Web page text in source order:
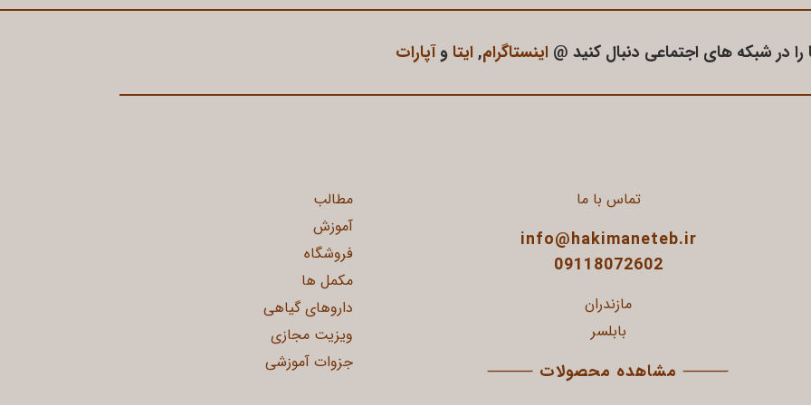
را در شبکه های اجتماعی دنبال کنید @ اینستاگرام, ایتاوآپارات
تماس با ما
info@hakimaneteb.ir
09118072602
مازندران
بابلسر
⸻ مشاهده محصولات ⸻
مطالب
آموزش
فروشگاه
مکمل ها
داروهای گیاهی
ویزیت مجازی
جزوات آموزشی